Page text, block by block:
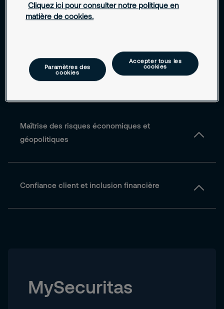
Conformité réglementaire et exigences
Transition écologique et finance durable
Maîtrise des risques économiques et
géopolitiques
Confiance client et inclusion financière
MySecuritas
Cliquez ici pour consulter notre politique en
matière de cookies.
Paramètres des
cookies
Accepter tous les
cookies